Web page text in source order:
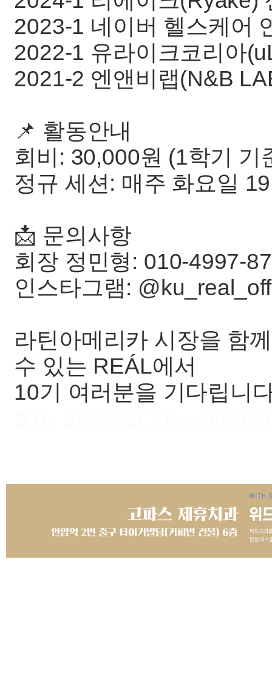
2023-1 네이버 헬스케어
2022-1 유라이크코리아
2021-2 엔앤비랩(N&B
📌 활동안내
회비: 30,000원 (1학기 기
정규 세션: 매주 화요일
📩 문의사항
회장 정민형: 010-4997-
인스타그램:
라틴아메리카 시장을 함
수 있는 REÁL에서
10기 여러분을 기다립니